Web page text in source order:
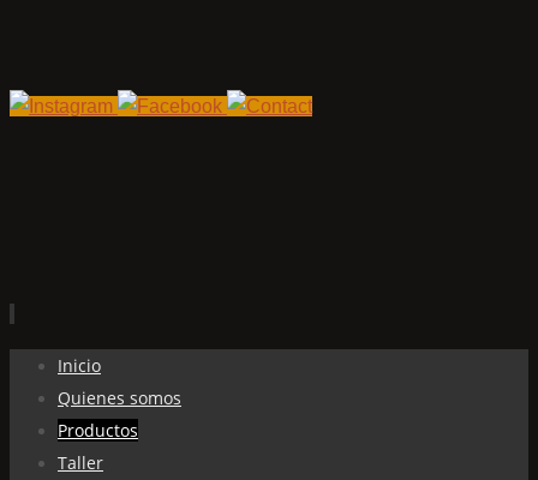
contenido
Inicio
Quienes somos
Productos
Taller